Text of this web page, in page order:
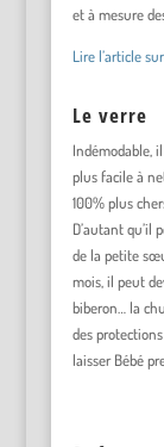
et à mesure
Lire l’article
Le verre
Indémodable,
plus facile à
100% plus
D’autant qu’il
de la petite
mois, il peut
biberon… la
des
laisser Bébé